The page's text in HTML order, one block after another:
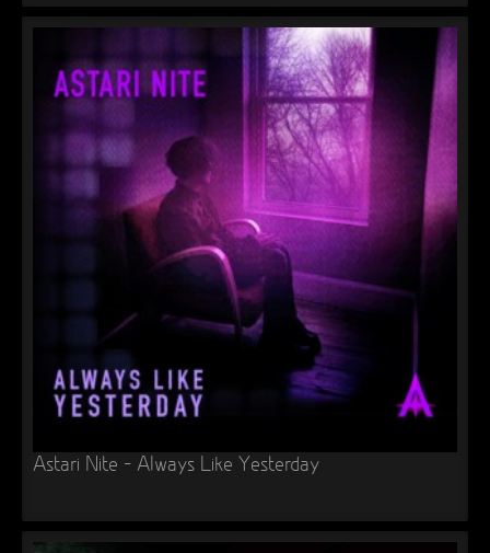
Astari Nite – Always Like Yesterday